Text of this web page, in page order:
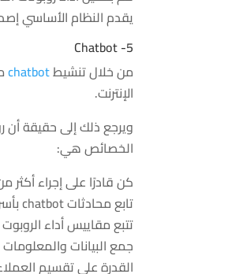
يقدم النظام الأساسي إصدارًا تجريبيًا مجانيًا لمدة 14
5- Chatbot
من خلال تنشيطchatbot
الإنترنت.
ويرجع ذلك إلى حقيقة
الخصائص هي:
كن قادرًا على إجراء
تابع محادثات chatbot بأسرع ما يمكن ، ويمكن لفريق خدمة العملاء الخاص بك التدخل بسرعة في أي وقت.
تتبع مقاييس أداء
جمع البيانات
القدرة على تقسيم